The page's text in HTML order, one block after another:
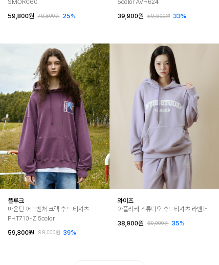
SMOR060
59,800원
79,800원 25%
5color AVH624
39,900원
59,900원 33%
플루크
마운틴 어드벤처 크랙 후드 티셔츠
FHT710-Z 5color
59,800원
99,000원 39%
와이즈
아플리케 스튜디오 후드티셔츠 라벤더
38,900원
60,000원 35%